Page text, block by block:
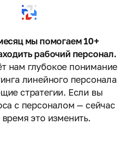
мы помогаем 10+
рабочий персонал.
нам глубокое понимание
линейного персонала
стратегии. Если вы
с персоналом — сейчас
это изменить.